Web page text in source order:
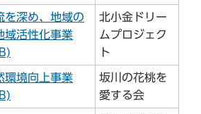
を深め、地域の
域活性化事業
北小金ドリー
ムプロジェク
ト
環境向上事業
坂川の花桃を
愛する会